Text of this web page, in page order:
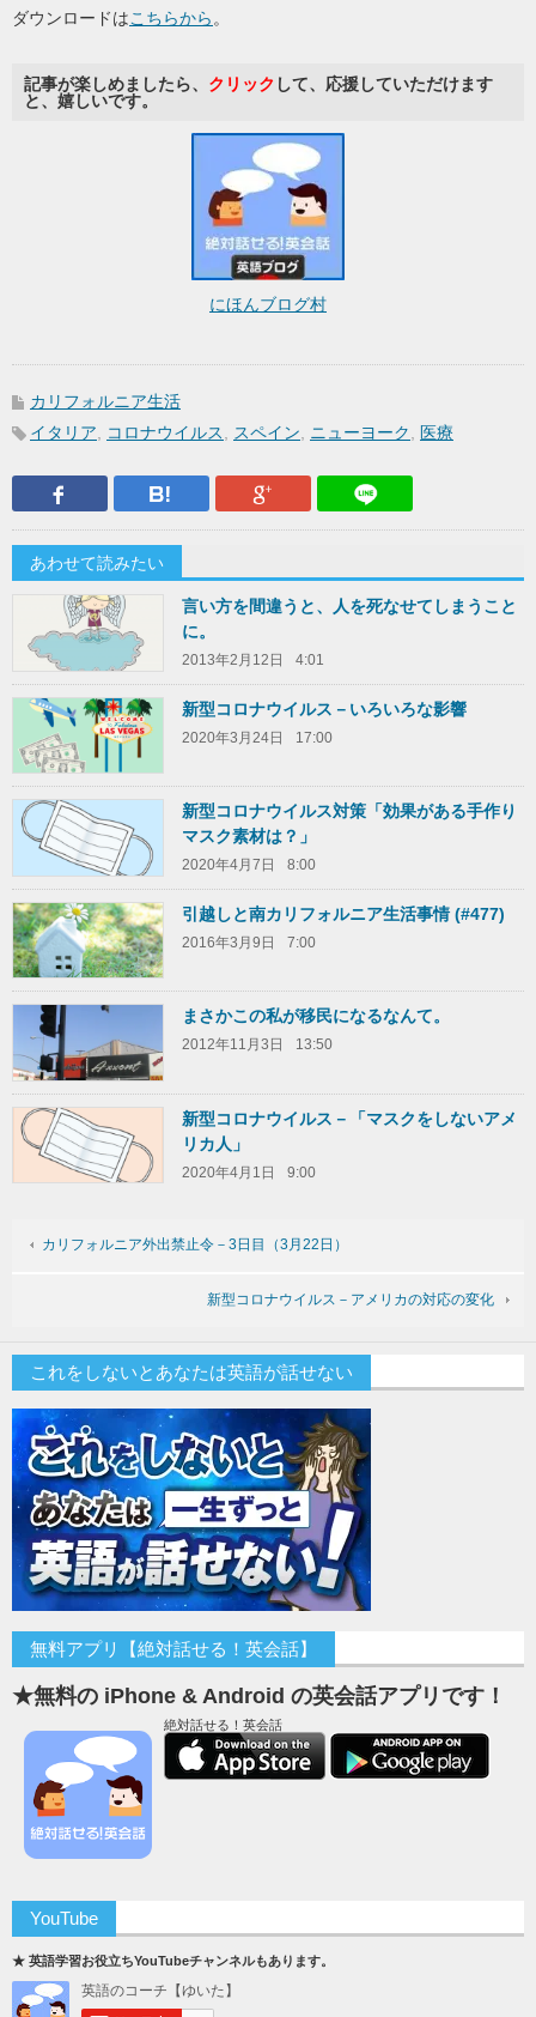
ダウンロードはこちらから 。
記事が楽しめましたら、 クリック して、応援していただけます
と、嬉しいです。
にほんブログ村
カリフォルニア生活
イタリア
コロナウイルス スペイン ニューヨーク 医療
Facebook はてなブックマークGoogle Plus
あわせて読みたい
言い方を間違うと、人を死なせてしまうこと
に。
2013年2月12日 4:01
新型コロナウイルス－いろいろな影響
2020年3月24日 17:00
新型コロナウイルス対策「効果がある手作り
マスク素材は？」
2020年4月7日 8:00
引越しと南カリフォルニア生活事情 (#477)
2016年3月9日 7:00
まさかこの私が移民になるなんて。
2012年11月3日 13:50
新型コロナウイルス－「マスクをしないアメ
リカ人」
2020年4月1日 9:00
カリフォルニア外出禁止令－3日目（3月22日）
新型コロナウイルス－アメリカの対応の変化
これをしないとあなたは英語が話せない
無料アプリ【絶対話せる！英会話】
★無料の iPhone & Android の英会話アプリです！
絶対話せる！英会話
YouTube
★ 英語学習お役立ちYouTubeチャンネルもあります。